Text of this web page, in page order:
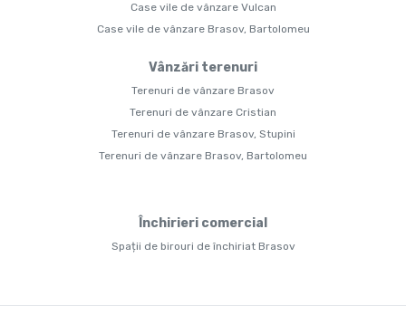
Case vile de vânzare Vulcan
Case vile de vânzare Brasov, Bartolomeu
Vânzări terenuri
Terenuri de vânzare Brasov
Terenuri de vânzare Cristian
Terenuri de vânzare Brasov, Stupini
Terenuri de vânzare Brasov, Bartolomeu
Închirieri comercial
Spații de birouri de închiriat Brasov